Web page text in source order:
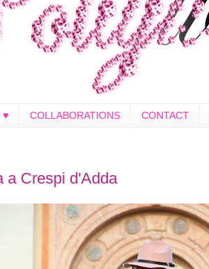
♥ COLLABORATIONS CONTACT
a Crespi d'Adda